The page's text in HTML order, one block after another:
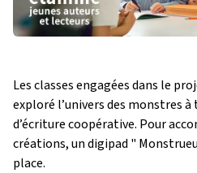
Les classes engagées dans le
exploré l’univers des monstres
d’écriture coopérative. Pour
créations, un digipad "
place.